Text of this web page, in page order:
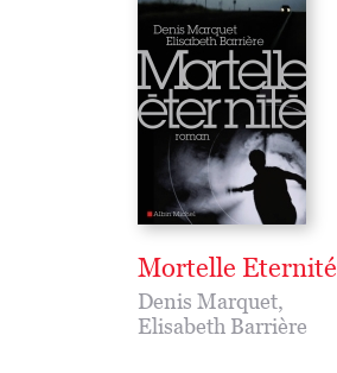
Mortelle Eternité
Denis Marquet,
Elisabeth Barrière